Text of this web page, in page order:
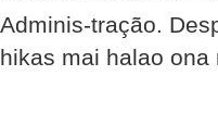
Adminis-tração.
hikas mai halao